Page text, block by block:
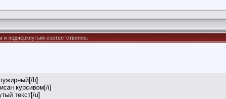
и подчёркнутым соответственно.
b]
курсивом[/i]
текст[/u]